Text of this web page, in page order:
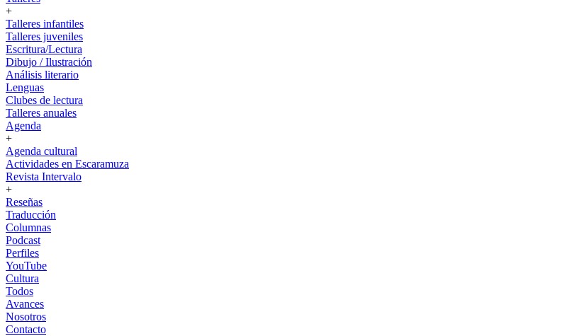
+
Talleres infantiles
Talleres juveniles
Escritura/Lectura
Dibujo / Ilustración
Análisis literario
Lenguas
Clubes de lectura
Talleres anuales
Agenda
+
Agenda cultural
Actividades en Escaramuza
Revista Intervalo
+
Reseñas
Traducción
Columnas
Podcast
Perfiles
YouTube
Cultura
Todos
Avances
Nosotros
Contacto